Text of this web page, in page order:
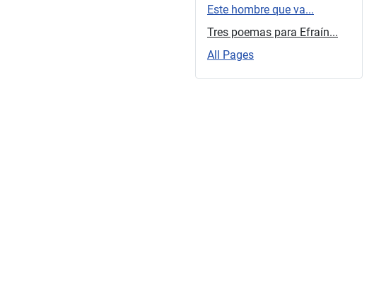
Este hombre que va...
Tres poemas para Efraín...
All Pages